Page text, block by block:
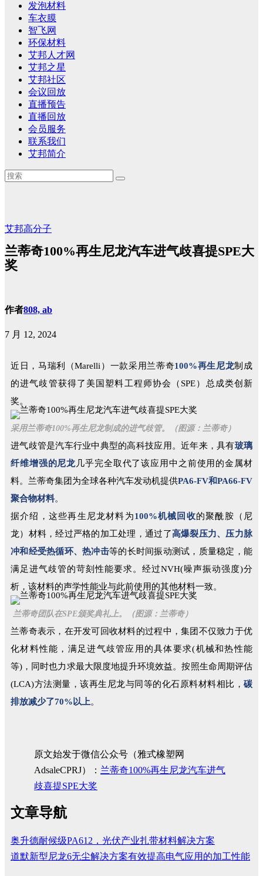
发泡材料
车衣膜
智飞网
环保材料
艾邦人才网
艾邦之星
艾邦社区
会议回放
直播预告
直播回放
会员服务
联系我们
艾邦简介
艾邦高分子
兰蒂奇100%再生尼龙汽车进气歧喜提SPE大
奖
作者808, ab
7 月 12, 2024
近日，马瑞利（Marelli）一款采用兰蒂奇100%再生尼龙制成
的进气歧管获得了美国塑料工程师协会（SPE）总成类创新
奖。
采用兰蒂奇100%再生尼龙制成的进气歧管。（图源：兰蒂奇）
进气歧管是汽车行业中典型的高科技应用。近年来，具有玻璃
纤维增强的尼龙 几乎完全取代了该应用中之前使用的金属材
料。兰蒂奇集团为全球各种汽车发动机提供PA6-FV和PA66-FV
聚合物材料。
据介绍，这些再生尼龙材料为100%机械回收的聚酰胺（尼
龙）材料，经过严格的加工处理，通过了高爆裂压力、压力脉
冲和经受热循环、热冲击等的长时间振动测试，质量稳定，能
满足进气歧管的苛刻性能要求。经过NVH(噪声振动强度)分
析，该材料的声学性能业与此前使用的其他材料一致。
兰蒂奇团队在SPE颁奖典礼上。（图源：兰蒂奇）
兰蒂奇表示，在开发可回收材料的过程中，集团不仅致力于优
化材料性能，满足进气歧管应用的具体要求(机械和热性能
等)，同时也力求最大限度地提升环境效益。按照生命周期评估
(LCA)方法测量，该再生尼龙与同等的化石原料材料相比， 碳
排放减少了70%以上。
原文始发于微信公众号（雅式橡塑网
AdsaleCPRJ）： 兰蒂奇100%再生尼龙汽车进气
歧喜提SPE大奖
文章导航
奥升德耐候级PA612，光伏产业扎带材料解决方案
道默新型尼龙6无尘解决方案有效提高电气应用的加工性能